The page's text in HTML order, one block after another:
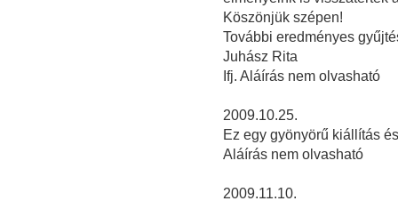
Köszönjük szépen!
További eredményes
Juhász Rita
Ifj. Aláírás nem olvasható
2009.10.25.
Ez egy gyönyörű kiállítás
Aláírás nem olvasható
2009.11.10.